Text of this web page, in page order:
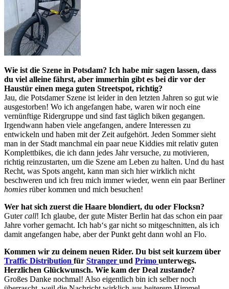
Wie ist die Szene in Potsdam? Ich habe mir sagen lassen, dass
du viel alleine fährst, aber immerhin gibt es bei dir vor der
Haustür einen mega guten Streetspot, richtig?
Jau, die Potsdamer Szene ist leider in den letzten Jahren so gut wie
ausgestorben! Wo ich angefangen habe, waren wir noch eine
vernünftige Ridergruppe und sind fast täglich biken gegangen.
Irgendwann haben viele angefangen, andere Interessen zu
entwickeln und haben mit der Zeit aufgehört. Jeden Sommer sieht
man in der Stadt manchmal ein paar neue Kiddies mit relativ guten
Komplettbikes, die ich dann jedes Jahr versuche, zu motivieren,
richtig reinzustarten, um die Szene am Leben zu halten. Und du hast
Recht, was Spots angeht, kann man sich hier wirklich nicht
beschweren und ich freu mich immer wieder, wenn ein paar Berliner
homies rüber kommen und mich besuchen!
Wer hat sich zuerst die Haare blondiert, du oder Flocksn?
Gutercall! Ich glaube, der gute Mister Berlin hat das schon ein paar
Jahre vorher gemacht. Ich hab‘s gar nicht so mitgeschnitten, als ich
damit angefangen habe, aber der Punkt geht dann wohl an Flo.
Kommen wir zu deinem neuen Rider. Du bist seit kurzem über
Traffic Distribution für Stranger und Primo unterwegs.
Herzlichen Glückwunsch. Wie kam der Deal zustande?
Großes Danke nochmal! Also eigentlich bin ich selber noch